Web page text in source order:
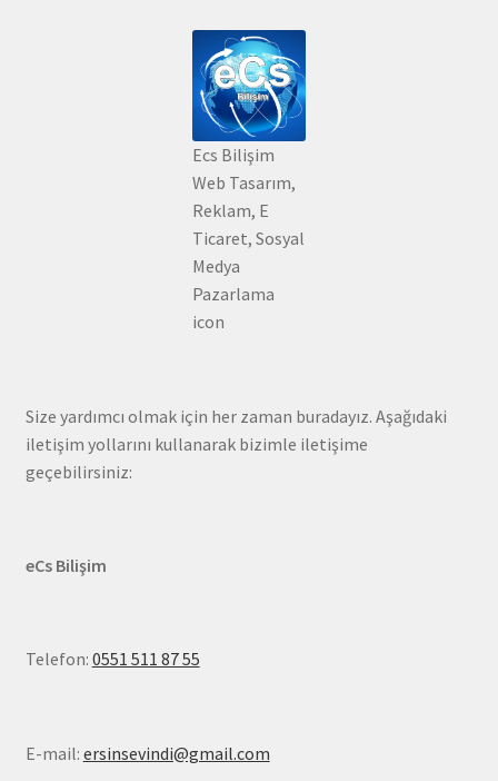
Ecs Bilişim
Web Tasarım,
Reklam, E
Ticaret, Sosyal
Medya
Pazarlama
icon
Size yardımcı olmak için her zaman buradayız. Aşağıdaki
iletişim yollarını kullanarak bizimle iletişime
geçebilirsiniz:
eCs Bilişim
Telefon: 0551 511 87 55
E-mail: ersinsevindi@gmail.com